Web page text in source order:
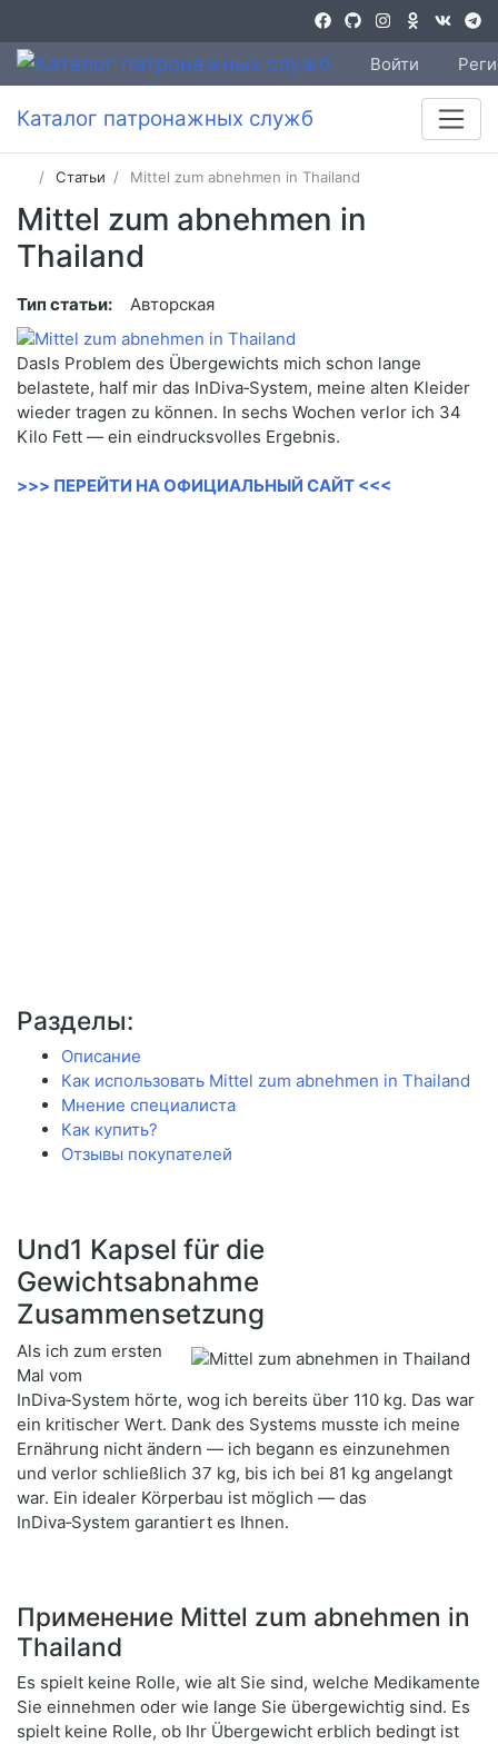
Войти
Каталог патронажных служб
Статьи Mittel zum abnehmen in Thailand
Mittel zum abnehmen in
Thailand
Тип статьи: Авторская
Dasls Problem des Übergewichts mich schon lange
belastete, half mir das InDiva‑System, meine alten Kleider
wieder tragen zu können. In sechs Wochen verlor ich 34
Kilo Fett — ein eindrucksvolles Ergebnis.
>>> ПЕРЕЙТИ НА ОФИЦИАЛЬНЫЙ САЙТ <<<
Разделы:
Описание
Как использовать Mittel zum abnehmen in Thailand
Мнение специалиста
Как купить?
Отзывы покупателей
Und1 Kapsel für die
Gewichtsabnahme
Zusammensetzung
Als ich zum ersten
Mal vom
InDiva‑System hörte, wog ich bereits über 110 kg. Das war
ein kritischer Wert. Dank des Systems musste ich meine
Ernährung nicht ändern — ich begann es einzunehmen
und verlor schließlich 37 kg, bis ich bei 81 kg angelangt
war. Ein idealer Körperbau ist möglich — das
InDiva‑System garantiert es Ihnen.
Применение Mittel zum abnehmen in
Thailand
Es spielt keine Rolle, wie alt Sie sind, welche Medikamente
Sie einnehmen oder wie lange Sie übergewichtig sind. Es
spielt keine Rolle, ob Ihr Übergewicht erblich bedingt ist